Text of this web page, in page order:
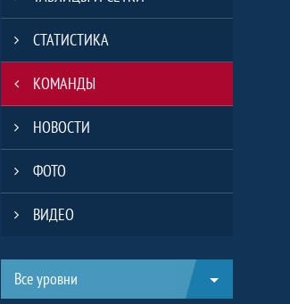
СТАТИСТИКА
КОМАНДЫ
НОВОСТИ
ФОТО
ВИДЕО
Таблицы турнира
Все уровни